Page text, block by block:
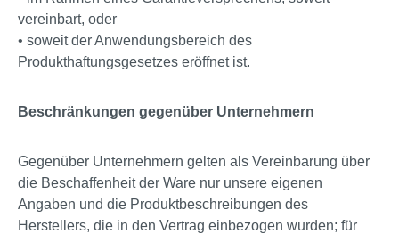
vereinbart, oder
• soweit der Anwendungsbereich des
Produkthaftungsgesetzes eröffnet ist.
Beschränkungen gegenüber Unternehmern
Gegenüber Unternehmern gelten als Vereinbarung über
die Beschaffenheit der Ware nur unsere eigenen
Angaben und die Produktbeschreibungen des
Herstellers, die in den Vertrag einbezogen wurden; für